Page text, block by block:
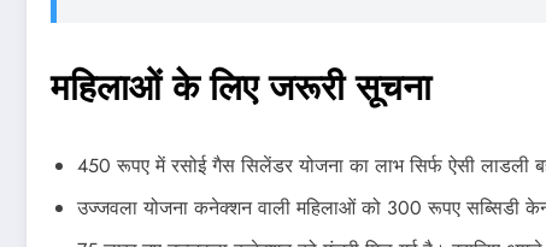
महिलाओं के लिए जरूरी सूचना
450 रूपए में रसोई गैस सिलेंडर योजना का लाभ सिर्फ ऐसी लाडली
उज्जवला योजना कनेक्शन वाली महिलाओं को 300 रूपए सब्सिडी